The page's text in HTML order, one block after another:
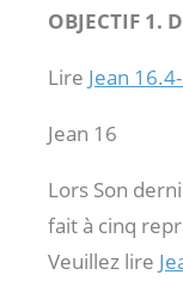
OBJECTIF
Lire Jean
Jean 16
Lors Son
fait à cinq
Veuillez lire